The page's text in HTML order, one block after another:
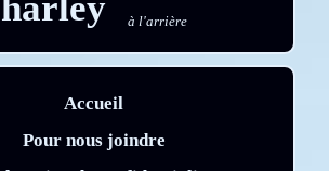
harley à l'arrière
Accueil
Pour nous joindre